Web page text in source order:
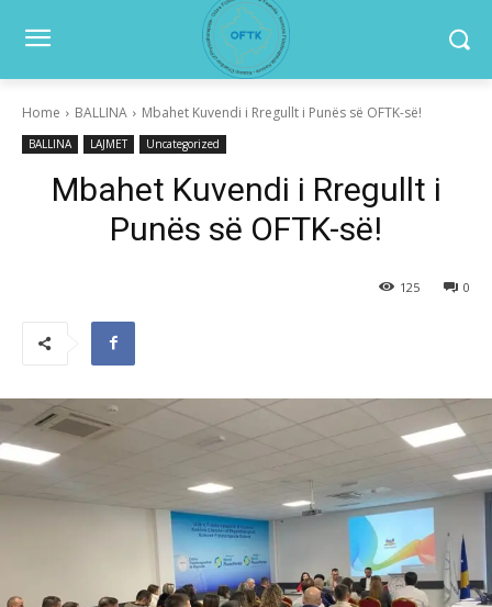
Home BALLINA Mbahet Kuvendi i Rregullt i Punës së OFTK-së!
BALLINA LAJMET Uncategorized
Mbahet Kuvendi i Rregullt i
Punës së OFTK-së!
0
125